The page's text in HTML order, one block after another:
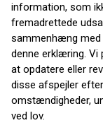
information, som
fremadrettede
sammenhæng med
denne erklæring.
at opdatere eller
disse afspejler
omstændigheder,
ved lov.